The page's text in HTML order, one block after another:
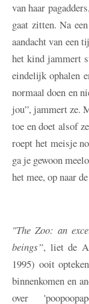
van haar
gaat zitten. Na
aandacht van een
het kind jammert
eindelijk ophalen
normaal doen en
jou”, jammert ze.
toe en doet alsof
roept het meisje
ga je gewoon
het mee, op naar
"The Zoo: an
beings”, liet de
1995) ooit
binnenkomen en
over